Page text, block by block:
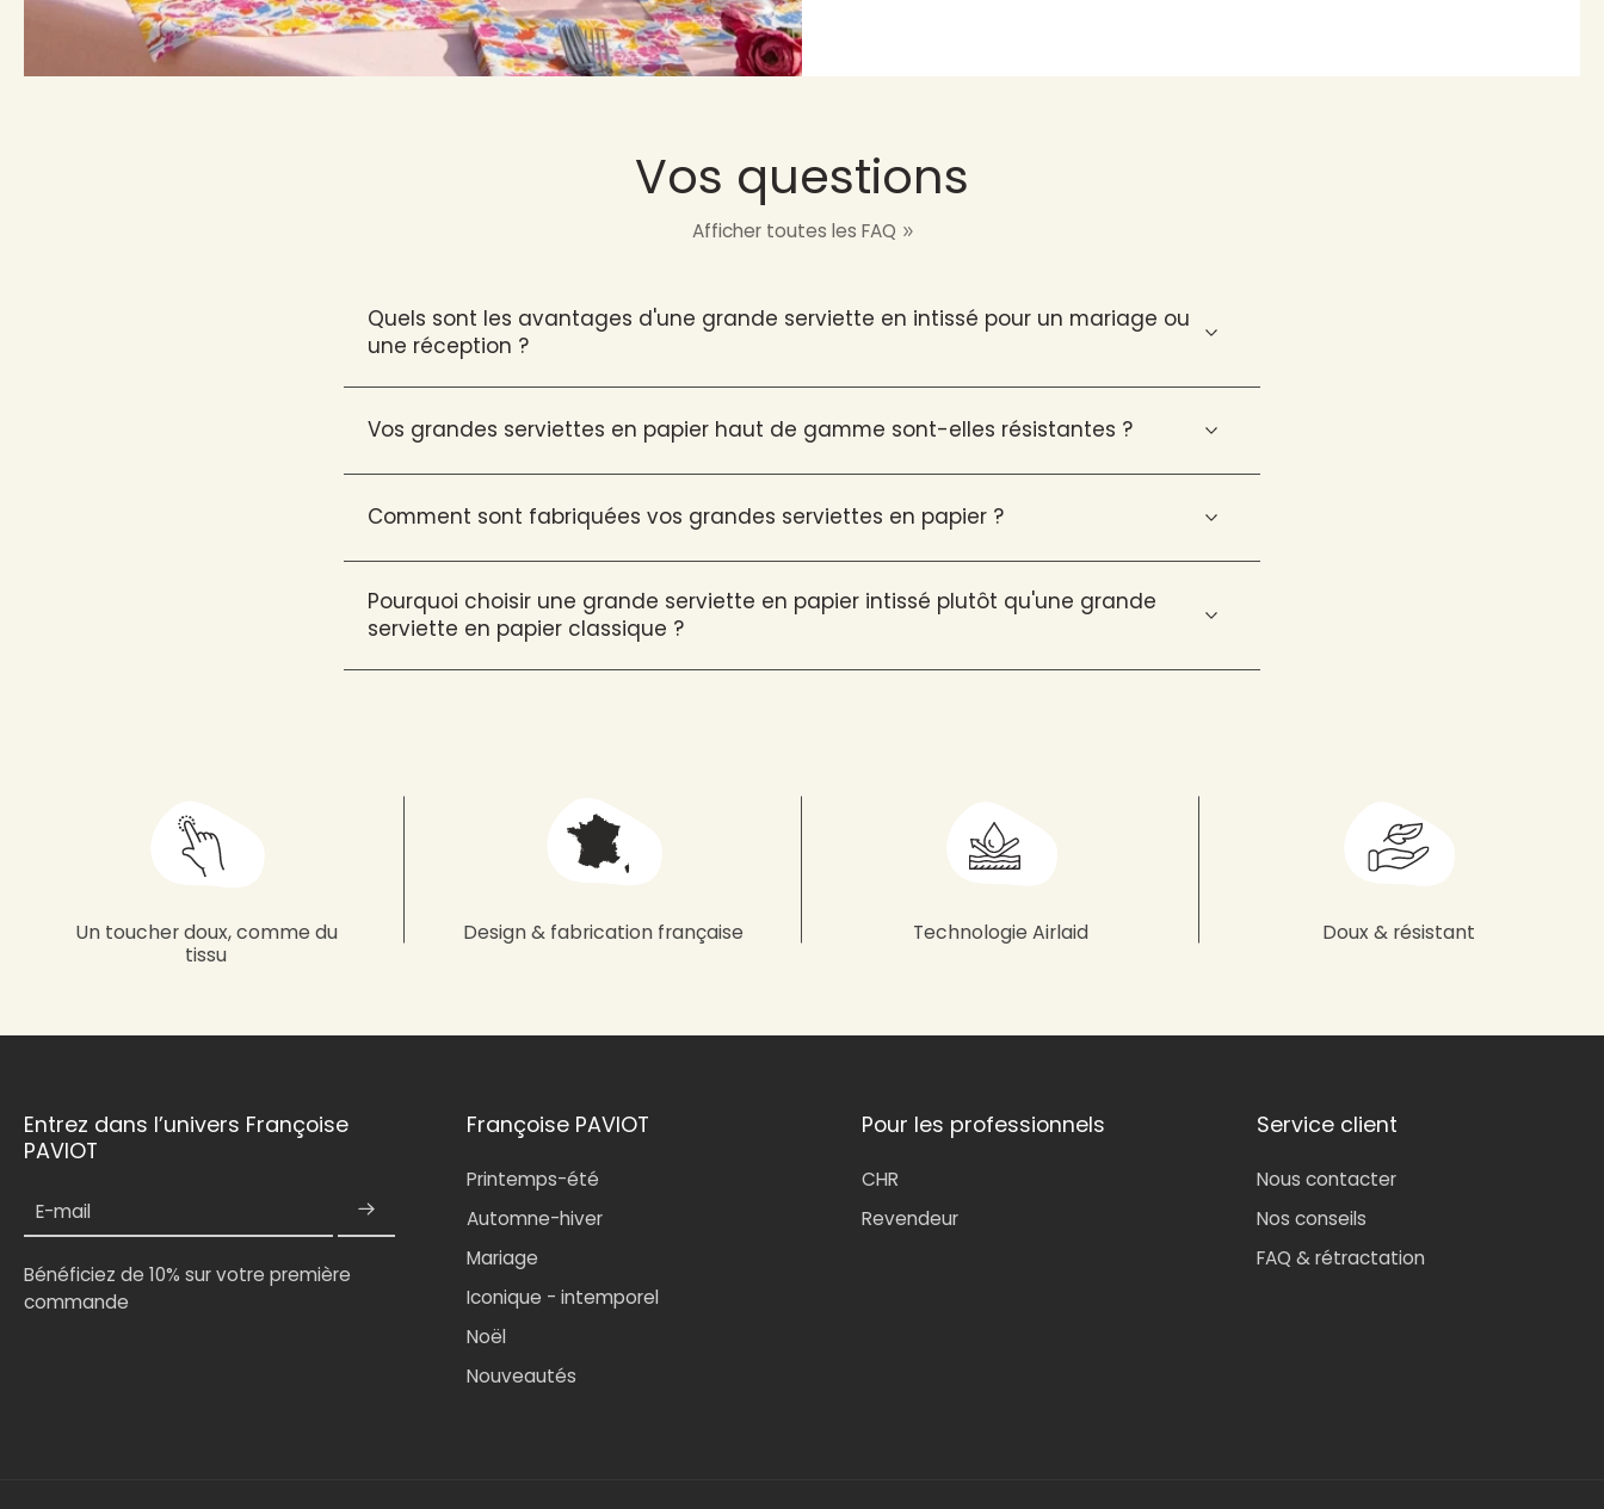
Vos questions
Afficher toutes les FAQ
Quels sont les avantages d'une grande serviette en intissé pour un mariage ou
une réception ?
Vos grandes serviettes en papier haut de gamme sont-elles résistantes ?
Comment sont fabriquées vos grandes serviettes en papier ?
Pourquoi choisir une grande serviette en papier intissé plutôt qu'une grande
serviette en papier classique ?
Un toucher doux, comme du
tissu
Design & fabrication française Technologie Airlaid Doux & résistant
Entrez dans l’univers Françoise
PAVIOT
E-mail
Bénéficiez de 10% sur votre première
commande
Françoise PAVIOT
Printemps-été
Automne-hiver
Mariage
Iconique - intemporel
Noël
Nouveautés
Pour les professionnels
CHR
Revendeur
Service client
Nous contacter
Nos conseils
FAQ & rétractation